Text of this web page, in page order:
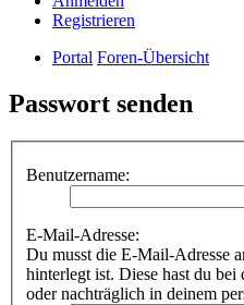
Registrieren
Portal Foren-Übersicht
Passwort senden
Benutzername:
E-Mail-Adresse:
Du musst die E-Mail-Adresse
hinterlegt ist. Diese hast du bei
oder nachträglich in deinem